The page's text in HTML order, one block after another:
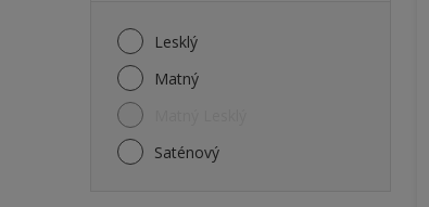
Lesklý
Matný
Saténový